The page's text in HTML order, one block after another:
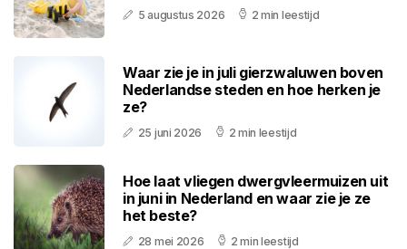
5 augustus 2026 2 min leestijd
Waar zie je in juli gierzwaluwen boven
Nederlandse steden en hoe herken je
ze?
25 juni 2026 2 min leestijd
Hoe laat vliegen dwergvleermuizen uit
in juni in Nederland en waar zie je ze
het beste?
28 mei 2026 2 min leestijd